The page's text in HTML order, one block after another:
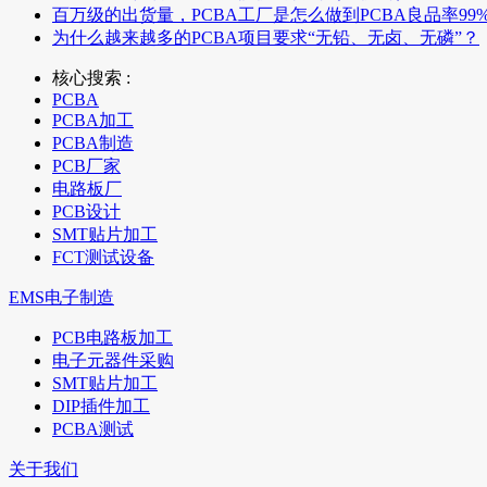
百万级的出货量，PCBA工厂是怎么做到PCBA良品率
为什么越来越多的PCBA项目要求“无铅、无卤、无磷”？
核心搜索 :
PCBA
PCBA加工
PCBA制造
PCB厂家
电路板厂
PCB设计
SMT贴片加工
FCT测试设备
EMS电子制造
PCB电路板加工
电子元器件采购
SMT贴片加工
DIP插件加工
PCBA测试
关于我们